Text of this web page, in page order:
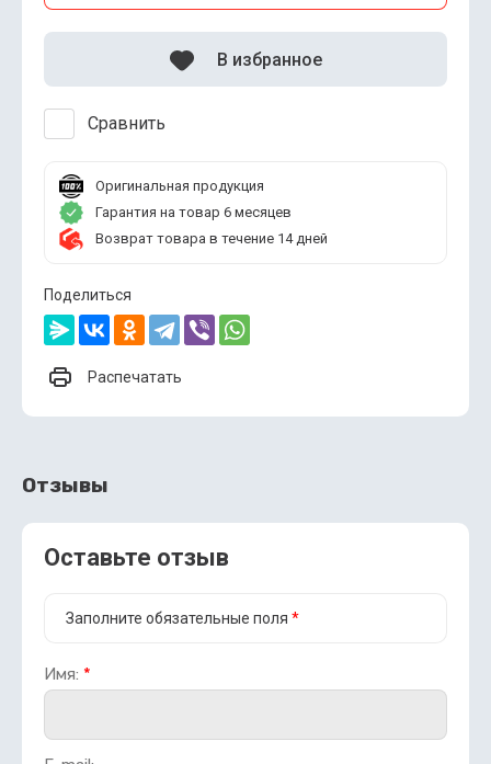
Сравнить
В избранное
Оригинальная продукция
Гарантия на товар 6 месяцев
Возврат товара в течение 14 дней
Поделиться
Распечатать
Отзывы
Оставьте отзыв
Заполните обязательные поля *
Имя: *